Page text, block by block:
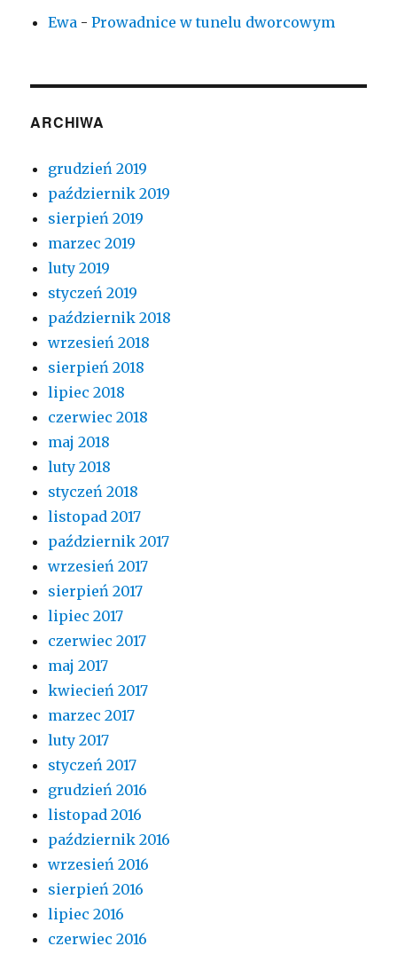
Ewa -Prowadnice w tunelu dworcowym
ARCHIWA
grudzień 2019
październik 2019
sierpień 2019
marzec 2019
luty 2019
styczeń 2019
październik 2018
wrzesień 2018
sierpień 2018
lipiec 2018
czerwiec 2018
maj 2018
luty 2018
styczeń 2018
listopad 2017
październik 2017
wrzesień 2017
sierpień 2017
lipiec 2017
czerwiec 2017
maj 2017
kwiecień 2017
marzec 2017
luty 2017
styczeń 2017
grudzień 2016
listopad 2016
październik 2016
wrzesień 2016
sierpień 2016
lipiec 2016
czerwiec 2016